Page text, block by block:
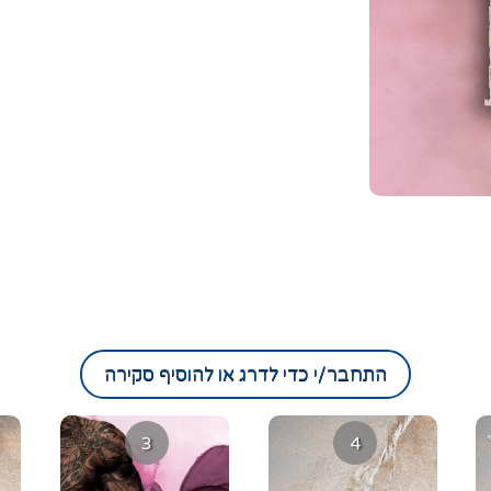
התחבר/י כדי לדרג או להוסיף סקירה
3 4